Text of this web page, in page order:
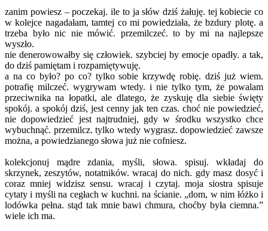
zanim powiesz – poczekaj. ile to ja słów dziś żałuję. tej kobiecie co
w kolejce nagadałam, tamtej co mi powiedziała, że bzdury plotę. a
trzeba było nic nie mówić. przemilczeć. to by mi na najlepsze
wyszło.
nie denerowowałby się człowiek. szybciej by emocje opadły. a tak,
do dziś pamiętam i rozpamiętywuję.
a na co było? po co? tylko sobie krzywdę robię. dziś już wiem.
potrafię milczeć. wygrywam wtedy. i nie tylko tym, że powalam
przeciwnika na łopatki, ale dlatego, że zyskuję dla siebie święty
spokój. a spokój dziś, jest cenny jak ten czas. choć nie powiedzieć,
nie dopowiedzieć jest najtrudniej, gdy w środku wszystko chce
wybuchnąć. przemilcz. tylko wtedy wygrasz. dopowiedzieć zawsze
można, a powiedzianego słowa już nie cofniesz.
kolekcjonuj mądre zdania, myśli, słowa. spisuj. wkładaj do
skrzynek, zeszytów, notatników. wracaj do nich. gdy masz dosyć i
coraz mniej widzisz sensu. wracaj i czytaj. moja siostra spisuje
cytaty i myśli na cegłach w kuchni. na ścianie. „dom, w nim łóżko i
lodówka pełna. stąd tak mnie bawi chmura, choćby była ciemna.”
wiele ich ma.